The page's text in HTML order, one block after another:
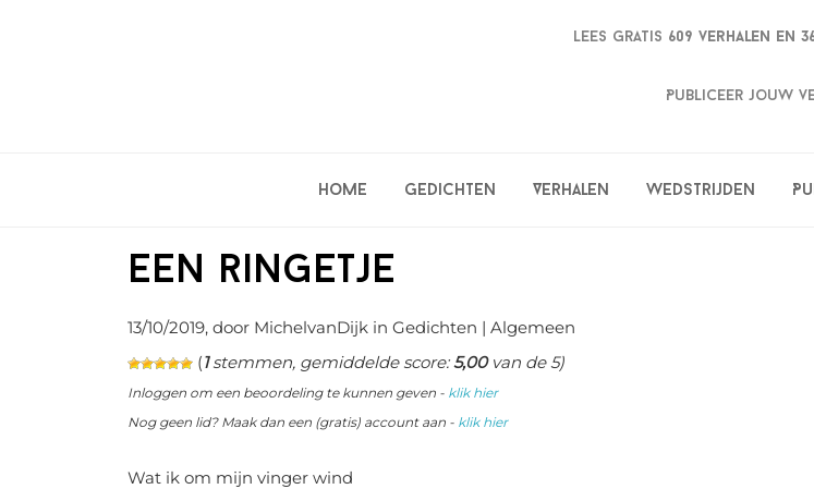
Lees gratis 609 verhalen en
Publiceer jouw
Home Gedichten Verhalen Wedstrijden
Een ringetje
13/10/2019, door MichelvanDijk in Gedichten | Algemeen
(1stemmen, gemiddelde score:5,00van de 5)
Inloggen om een beoordeling te kunnen geven - klik hier
Nog geen lid? Maak dan een (gratis) account aan - klik hier
Wat ik om mijn vinger wind